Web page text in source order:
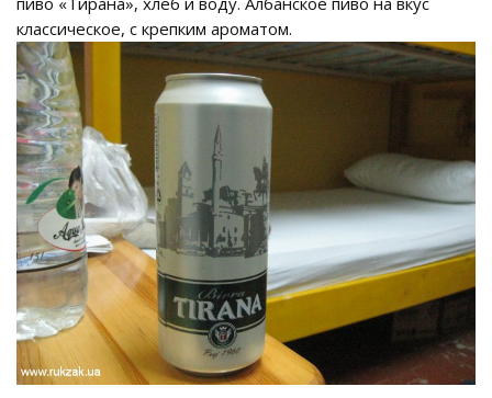
классическое, с крепким ароматом.